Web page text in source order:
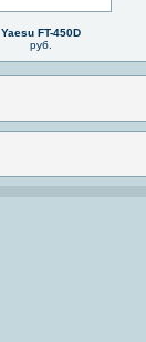
Yaesu FT-450D
руб.